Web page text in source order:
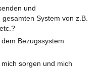
und
System von z.B.
Bezugssystem
sorgen und mich